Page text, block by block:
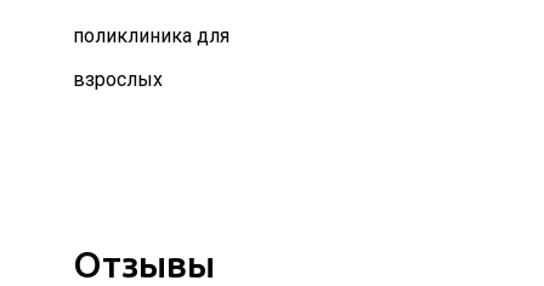
поликлиника для
взрослых
Отзывы